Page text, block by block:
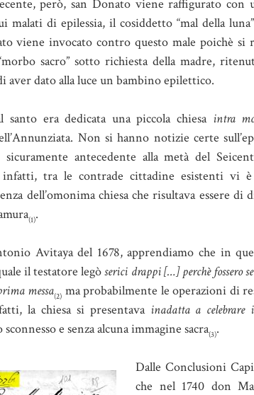
però, san Donato viene raffigurato con
malati di epilessia, il cosiddetto “mal della
viene invocato contro questo male poichè si
sacro” sotto richiesta della madre,
aver dato alla luce un bambino epilettico.
santo era dedicata una piccola chiesa intra
Non si hanno notizie certe
antecedente alla metà del
infatti, tra le contrade cittadine esistenti vi
dell’omonima chiesa che risultava essere
(1).
Avitaya del 1678, apprendiamo che in
il testatore legòserici drappi[…] perchè fossero
messa(2) ma probabilmente le operazioni di
la chiesa si presentava inadatta a
e senza alcuna immagine sacra(3).
Dalle Conclusioni
che nel 1740 don